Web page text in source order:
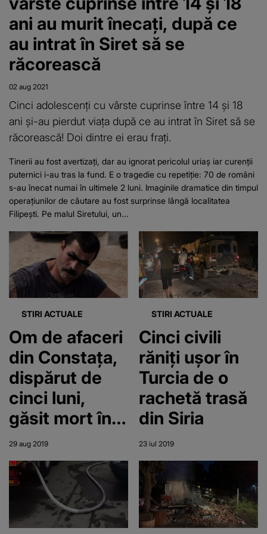
ani au murit înecați, după ce
au intrat în Siret să se
răcorească
02 aug 2021
Cinci adolescenți cu vârste cuprinse între 14 și 18
ani și-au pierdut viața după ce au intrat în Siret să se
răcorească! Doi dintre ei erau frați.
Tinerii au fost avertizați, dar au ignorat pericolul uriaș iar curenții
puternici i-au tras la fund. E o tragedie cu repetiție: 70 de români
s-au înecat numai în ultimele 2 luni. Imaginile dramatice din timpul
operațiunilor de căutare au fost surprinse lângă localitatea
Filipești. Pe malul Siretului, un...
STIRI ACTUALE
Om de afaceri
din Constața,
dispărut de
cinci luni,
găsit mort în
Bulgaria
29 aug 2019
STIRI ACTUALE
Cinci civili
răniţi uşor în
Turcia de o
rachetă trasă
din Siria
23 iul 2019